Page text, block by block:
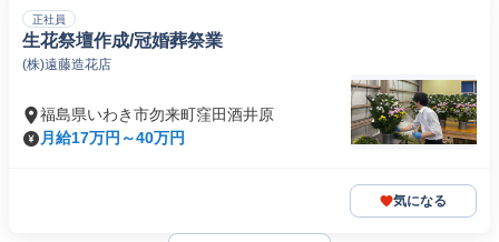
正社員
生花祭壇作成/冠婚葬祭業
(株)遠藤造花店
福島県いわき市勿来町窪田酒井原
月給17万円～40万円
気になる